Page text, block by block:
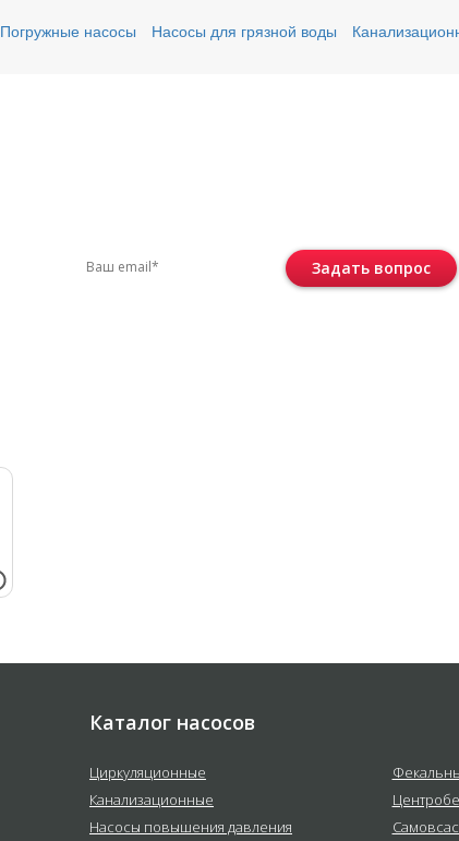
Погружные насосы Насосы для грязной воды
Задать вопрос
Каталог насосов
Циркуляционные
Канализационные
Насосы повышения давления